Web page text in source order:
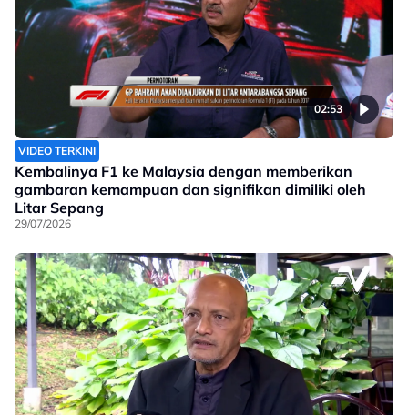
02:53
VIDEO TERKINI
Kembalinya F1 ke Malaysia dengan memberikan
gambaran kemampuan dan signifikan dimiliki oleh
Litar Sepang
29/07/2026